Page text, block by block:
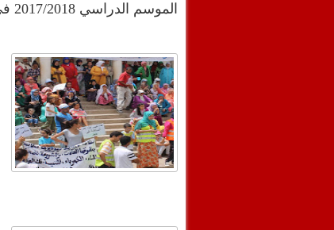
الموسم الدراسي 2017/2018 في ظروف جيدة، وذل…